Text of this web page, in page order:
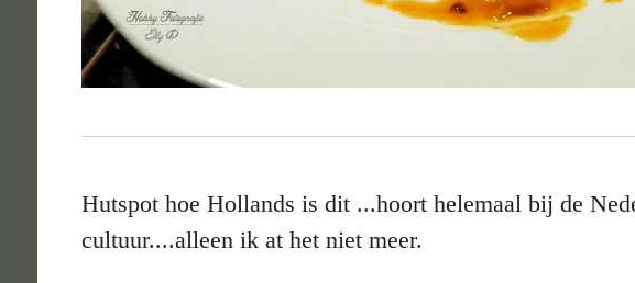
Hutspot hoe Hollands is dit ...hoort helemaal bij de
cultuur....alleen ik at het niet meer.